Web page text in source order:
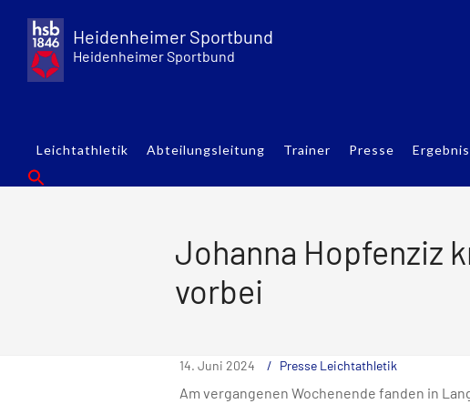
content
Heidenheimer Sportbund
Heidenheimer Sportbund
Leichtathletik Abteilungsleitung Trainer Presse
Johanna Hopfenziz
vorbei
14. Juni 2024 Presse Leichtathletik
Am vergangenen Wochenende fanden in